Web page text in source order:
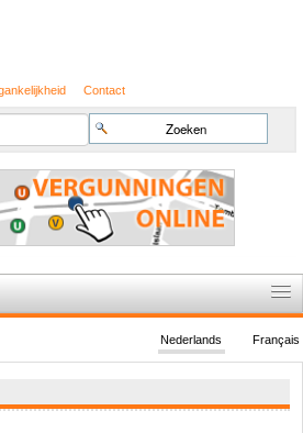
Contact
Français
Nederlands